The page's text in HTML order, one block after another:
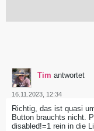
Tim antwortet
16.11.2023, 12:34
Richtig, das ist quasi
Button brauchts nicht.
disabled!=1 rein in die